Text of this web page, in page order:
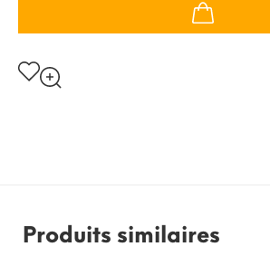
Produits similaires